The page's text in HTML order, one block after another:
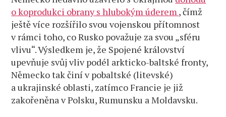
o koprodukci obrany s hlubokým úderem , čímž
ještě více rozšířilo svou vojenskou přítomnost
v rámci toho, co Rusko považuje za svou „sféru
vlivu“. Výsledkem je, že Spojené království
upevňuje svůj vliv podél arkticko-baltské fronty,
Německo tak činí v pobaltské (litevské)
a ukrajinské oblasti, zatímco Francie je již
zakořeněna v Polsku, Rumunsku a Moldavsku.